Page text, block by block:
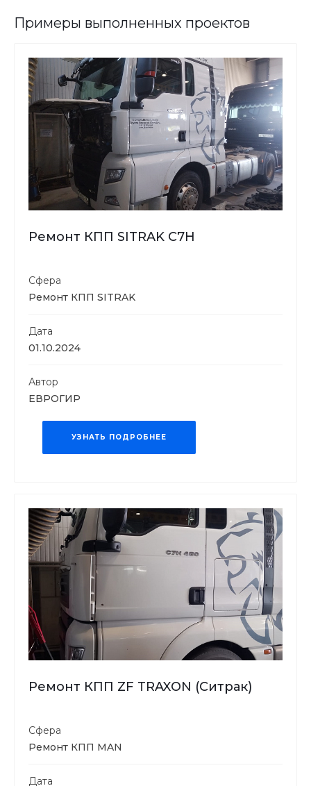
Примеры выполненных проектов
Ремонт КПП SITRAK С7H
Сфера
Ремонт КПП SITRAK
Дата
01.10.2024
Автор
ЕВРОГИР
УЗНАТЬ ПОДРОБНЕЕ
Ремонт КПП ZF TRAXON (Ситрак)
Сфера
Ремонт КПП MAN
Дата